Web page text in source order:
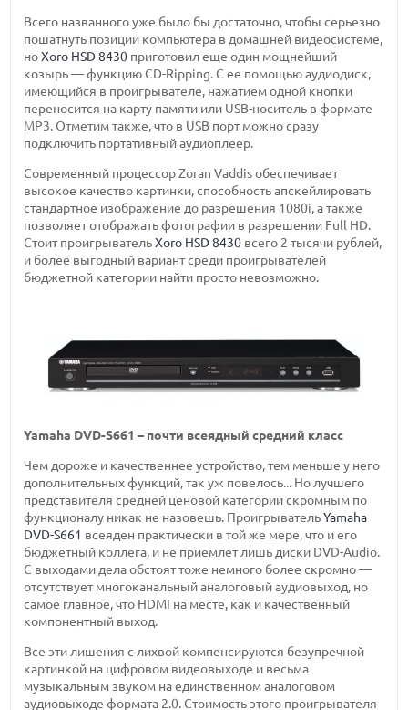
Всего названного уже было бы достаточно, чтобы серьезно
пошатнуть позиции компьютера в домашней видеосистеме,
ноXoro HSD 8430 приготовил еще один мощнейший
козырь — функцию CD-Ripping. С ее помощью аудиодиск,
имеющийся в проигрывателе, нажатием одной кнопки
переносится на карту памяти или USB-носитель в формате
MP3. Отметим также, что в USB порт можно сразу
подключить портативный аудиоплеер.
Современный процессор Zoran Vaddis обеспечивает
высокое качество картинки, способность апскейлировать
стандартное изображение до разрешения 1080i, а также
позволяет отображать фотографии в разрешении Full HD.
Стоит проигрывательXoro HSD 8430 всего 2 тысячи рублей,
и более выгодный вариант среди проигрывателей
бюджетной категории найти просто невозможно.
Yamaha DVD-S661 – почти всеядный средний класс
Чем дороже и качественнее устройство, тем меньше у него
дополнительных функций, так уж повелось... Но лучшего
представителя средней ценовой категории скромным по
функционалу никак не назовешь. ПроигрывательYamaha
DVD-S661 всеяден практически в той же мере, что и его
бюджетный коллега, и не приемлет лишь диски DVD-Audio.
С выходами дела обстоят тоже немного более скромно —
отсутствует многоканальный аналоговый аудиовыход, но
самое главное, что HDMI на месте, как и качественный
компонентный выход.
Все эти лишения с лихвой компенсируются безупречной
картинкой на цифровом видеовыходе и весьма
музыкальным звуком на единственном аналоговом
аудиовыходе формата 2.0. Стоимость этого проигрывателя